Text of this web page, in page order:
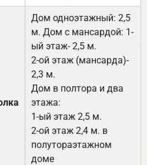
Дом одноэтажный: 2,5
м. Дом с мансардой: 1-
ый этаж- 2,5 м.
2-ой этаж (мансарда)-
2,3 м.
Дом в полтора и два
этажа:
1-ый этаж 2,5 м.
2-ой этаж 2,4 м. в
полутораэтажном
доме